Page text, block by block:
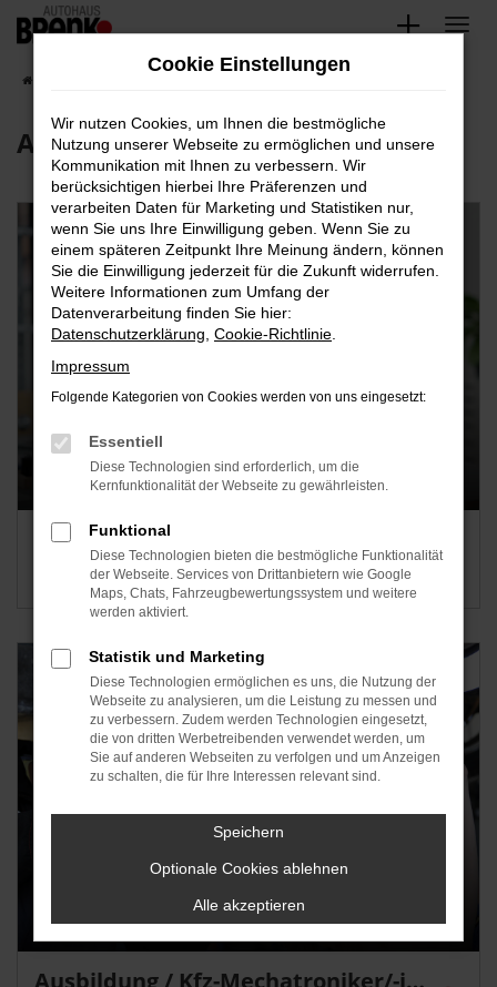
Zum
springen
Ausbildung
Ausbildung / Bürokauffrau/-mann (m/w/d)
auch als Praktikum möglich
Ausbildung / Kfz-Mechatroniker/-in (m/w/d)
Cookie Einstellungen
Wir nutzen Cookies, um Ihnen die bestmögliche
Nutzung unserer Webseite zu ermöglichen und unsere
Kommunikation mit Ihnen zu verbessern. Wir
berücksichtigen hierbei Ihre Präferenzen und
verarbeiten Daten für Marketing und Statistiken nur,
wenn Sie uns Ihre Einwilligung geben. Wenn Sie zu
einem späteren Zeitpunkt Ihre Meinung ändern, können
Sie die Einwilligung jederzeit für die Zukunft widerrufen.
Weitere Informationen zum Umfang der
Datenverarbeitung finden Sie hier:
Datenschutzerklärung Cookie-Richtlinie
Impressum
Folgende Kategorien von Cookies werden von uns eingesetzt:
Essentiell
Diese Technologien sind erforderlich, um die
Kernfunktionalität der Webseite zu gewährleisten.
Funktional
Diese Technologien bieten die bestmögliche Funktionalität
der Webseite. Services von Drittanbietern wie Google
Maps, Chats, Fahrzeugbewertungssystem und weitere
werden aktiviert.
Statistik und Marketing
Diese Technologien ermöglichen es uns, die Nutzung der
Webseite zu analysieren, um die Leistung zu messen und
zu verbessern. Zudem werden Technologien eingesetzt,
die von dritten Werbetreibenden verwendet werden, um
Sie auf anderen Webseiten zu verfolgen und um Anzeigen
zu schalten, die für Ihre Interessen relevant sind.
Speichern
Optionale Cookies ablehnen
Alle akzeptieren